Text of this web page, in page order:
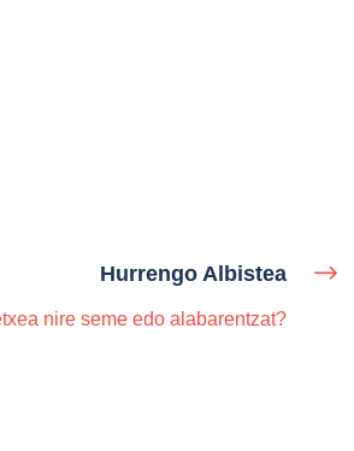
Hurrengo Albistea
nire seme edo alabarentzat?